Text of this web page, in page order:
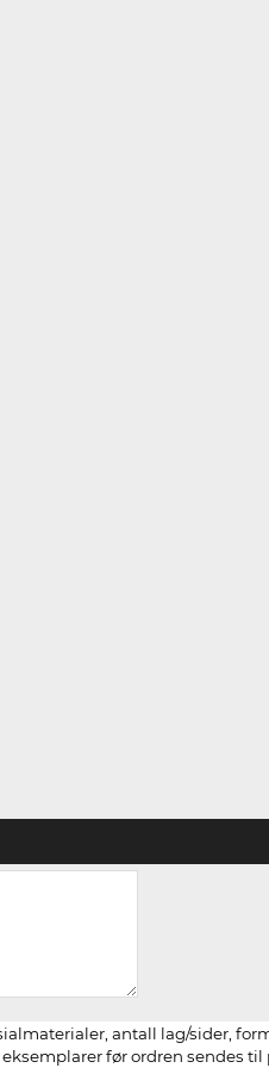
antall lag/sider,
før ordren sendes til